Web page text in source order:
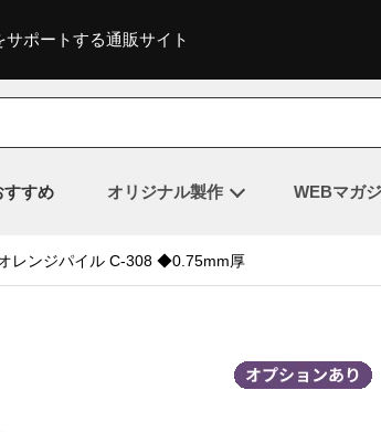
ポートする通販サイト
すすめ オリジナル製作 WEBマガ
レンジパイル C-308 ◆0.75mm厚